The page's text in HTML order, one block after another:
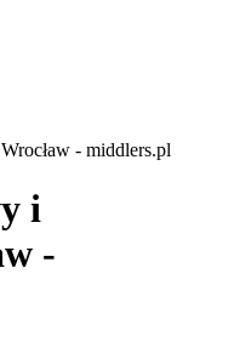
- middlers.pl
i
-